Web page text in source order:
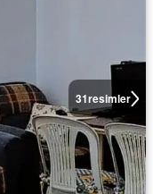
31resimler